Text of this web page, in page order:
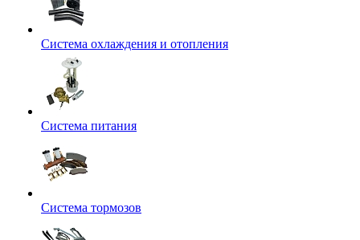
Система охлаждения и отопления
Система питания
Система тормозов